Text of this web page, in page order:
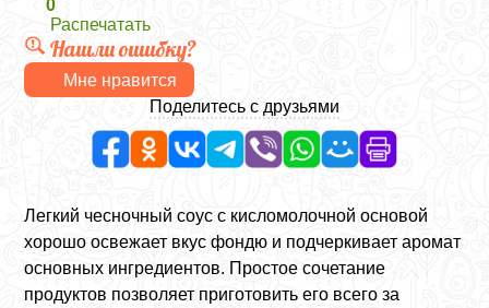
0
Распечатать
Нашли ошибку?
Мне нравится
Поделитесь с друзьями
Легкий чесночный соус с кисломолочной основой
хорошо освежает вкус фондю и подчеркивает аромат
основных ингредиентов. Простое сочетание
продуктов позволяет приготовить его всего за